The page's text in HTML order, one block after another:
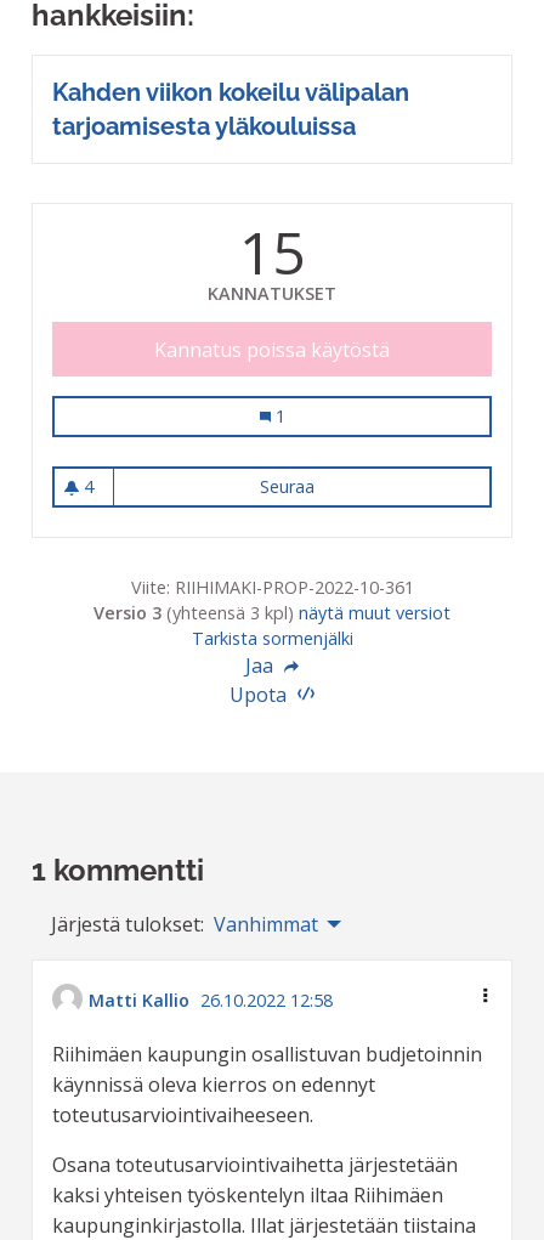
hankkeisiin:
Kahden viikon kokeilu välipalan
tarjoamisesta yläkouluissa
15
KANNATUKSET
Kannatus poissa käytöstä
Välipalat tarjolle kouluissa ja
1
4
4 seuraajaa
Seuraa
Viite: RIIHIMAKI-PROP-2022-10-361
Versio 3 (yhteensä 3 kpl) näytä muut versiot
Tarkista sormenjälki
Jaa
Upota
1 kommentti
Järjestä tulokset: Vanhimmat
Matti Kallio 26.10.2022 12:58
Riihimäen kaupungin osallistuvan budjetoinnin
käynnissä oleva kierros on edennyt
toteutusarviointivaiheeseen.
Osana toteutusarviointivaihetta järjestetään
kaksi yhteisen työskentelyn iltaa Riihimäen
kaupunginkirjastolla. Illat järjestetään tiistaina